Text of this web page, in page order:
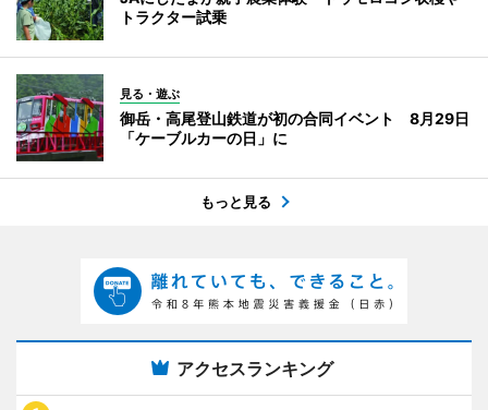
トラクター試乗
見る・遊ぶ
御岳・高尾登山鉄道が初の合同イベント 8月29日
「ケーブルカーの日」に
もっと見る
アクセスランキング